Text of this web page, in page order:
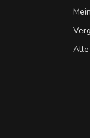
Alle